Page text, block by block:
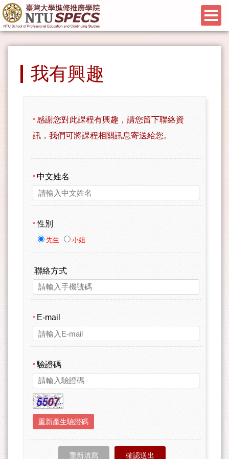
我有興趣
* 感謝您對此課程有興趣，請您留下聯絡資
訊，我們可將課程相關訊息寄送給您。
* 中文姓名
* 性別
先生 小姐
聯絡方式
* E-mail
* 驗證碼